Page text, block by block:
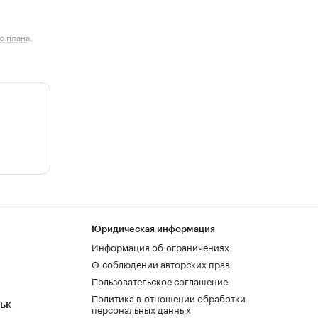
плана.
Юридическая информация
Информация об ограничениях
О соблюдении авторских прав
Пользовательское соглашение
Политика в отношении обработки
персональных данных